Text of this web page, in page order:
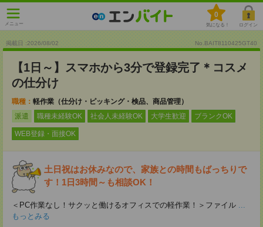
メニュー
0
気になる！ ログイン
掲載日 :2026/08/02 No.BAIT8110425GT40
【1日～】スマホから3分で登録完了＊コスメ
の仕分け
職種： 軽作業（仕分け・ピッキング・検品、商品管理）
派遣
職種未経験OK 社会人未経験OK 大学生歓迎 ブランクOK
WEB登録・面接OK
土日祝はお休みなので、家族との時間もばっちりで
す！1日3時間～も相談OK！
＜PC作業なし！サクッと働けるオフィスでの軽作業！＞ファイル ...
もっとみる